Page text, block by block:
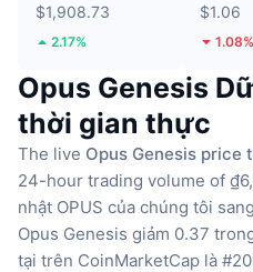
$1,908.73
2.17%
$1.06
1.08%
Opus Genesis
thời gian thực
The live Opus Genesis price
24-hour trading volume of
nhật OPUS của chúng tôi
Opus Genesis giảm 0.37
tại trên CoinMarketCap là